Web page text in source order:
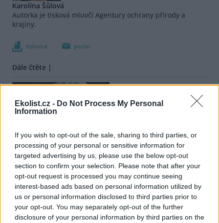
Ekolist.cz - Do Not Process My Personal
Information
If you wish to opt-out of the sale, sharing to third parties, or
processing of your personal or sensitive information for
targeted advertising by us, please use the below opt-out
section to confirm your selection. Please note that after your
opt-out request is processed you may continue seeing
interest-based ads based on personal information utilized by
us or personal information disclosed to third parties prior to
your opt-out. You may separately opt-out of the further
disclosure of your personal information by third parties on the
Karolína Šůlová
Autorka je tisková mluvčí Agentury ochrany přírody a
krajiny.
tisknout poslat
Dále čtěte |
Sokolí rekord: V Jeseníkách
vyvedli 46 mláďat
Záchranné stanice přijaly v
létě 36 mladých čápů,
poukazují na nástrahy
civilizace
Na budově úřadu Prahy 4
hnízdí poštolky, lidé by na
mláďata neměli sahat